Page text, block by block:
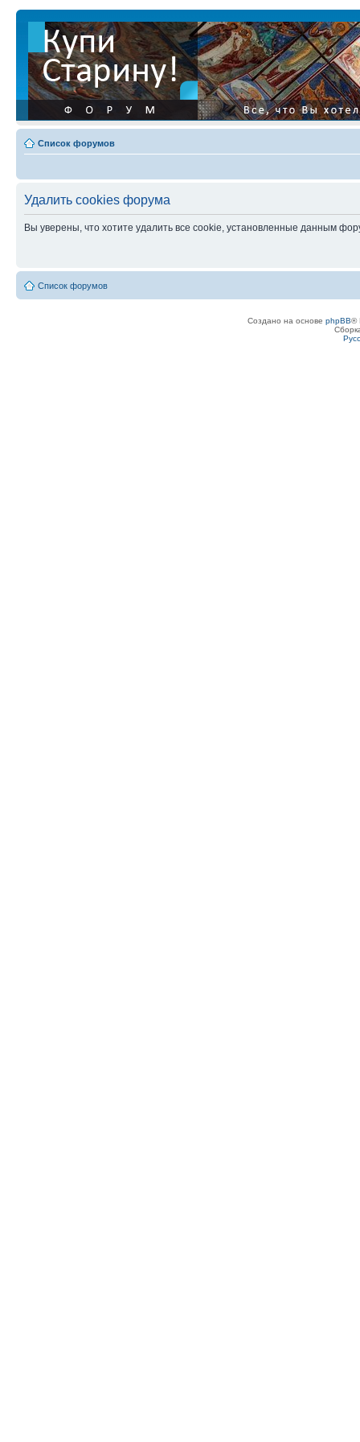
Список форумов
Удалить cookies форума
Вы уверены, что хотите удалить все cookie, установленные данным
Список форумов
Создано на основе phpBB®